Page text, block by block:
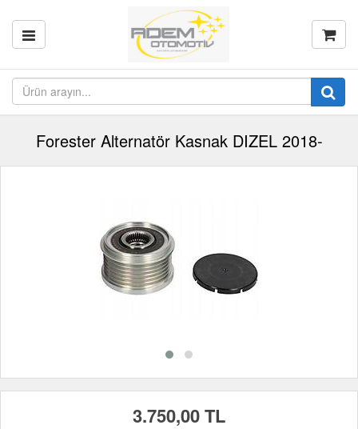
Forester Alternatör Kasnak DIZEL 2018-
3.750,00 TL